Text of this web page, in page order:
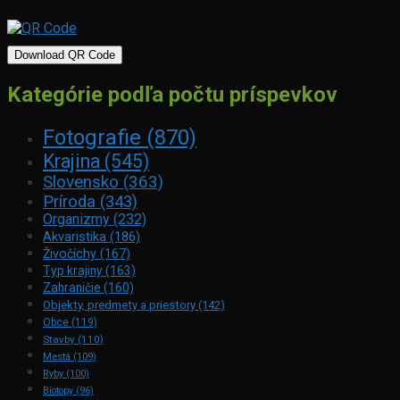
Download QR Code
Kategórie podľa počtu príspevkov
Fotografie (870)
Krajina (545)
Slovensko (363)
Príroda (343)
Organizmy (232)
Akvaristika (186)
Živočíchy (167)
Typ krajiny(163)
Zahraničie (160)
Objekty, predmety a priestory (142)
Obce (119)
Stavby (110)
Mestá (109)
Ryby (100)
Biotopy (96)